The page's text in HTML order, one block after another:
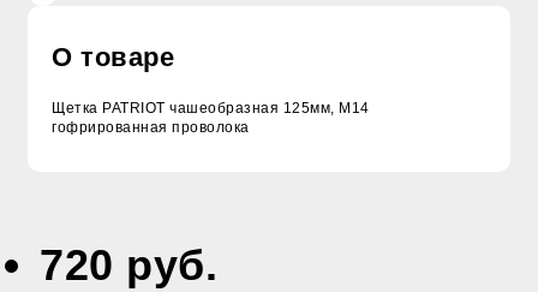
О товаре
Щетка PATRIOT чашеобразная 125мм, М14
гофрированная проволока
720 руб.